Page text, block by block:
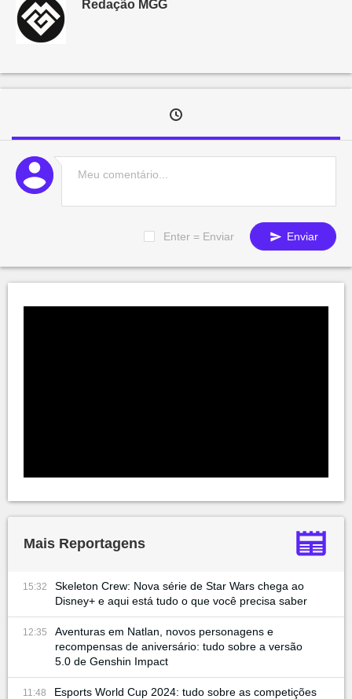
Redação MGG
Enter = Enviar Enviar
Mais Reportagens
15:32
Skeleton Crew: Nova série de Star Wars chega ao
Disney+ e aqui está tudo o que você precisa saber
12:35
Aventuras em Natlan, novos personagens e
recompensas de aniversário: tudo sobre a versão
5.0 de Genshin Impact
11:48
Esports World Cup 2024: tudo sobre as competições